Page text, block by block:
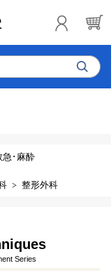
急･麻酔
整形外科
Series